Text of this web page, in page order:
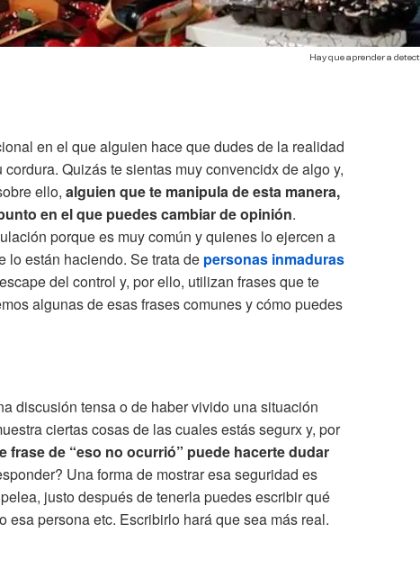
Hay que aprender a
en el que alguien hace que dudes de la realidad
Quizás te sientas muy convencidx de algo y,
ello, alguien que te manipula de esta manera,
en el que puedes cambiar de opinión.
porque es muy común y quienes lo ejercen a
lo están haciendo. Se trata de personas inmaduras
del control y, por ello, utilizan frases que te
algunas de esas frases comunes y cómo puedes
discusión tensa o de haber vivido una situación
ciertas cosas de las cuales estás segurx y, por
frase de “eso no ocurrió” puede hacerte dudar
Una forma de mostrar esa seguridad es
justo después de tenerla puedes escribir qué
esa persona etc. Escribirlo hará que sea más real.